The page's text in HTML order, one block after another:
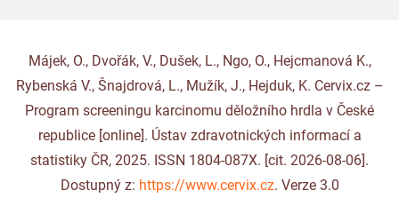
Májek, O., Dvořák, V., Dušek, L., Ngo, O., Hejcmanová K.,
Rybenská V., Šnajdrová, L., Mužík, J., Hejduk, K. Cervix.cz –
Program screeningu karcinomu děložního hrdla v České
republice [online]. Ústav zdravotnických informací a
statistiky ČR, 2025. ISSN 1804-087X. [cit. 2026-08-06].
Dostupný z: https://www.cervix.cz. Verze 3.0